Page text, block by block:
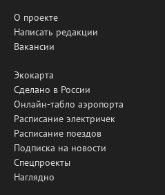
О проекте
Написать редакции
Вакансии
Экокарта
Сделано в России
Онлайн-табло аэропорта
Расписание электричек
Расписание поездов
Подписка на новости
Спецпроекты
Наглядно